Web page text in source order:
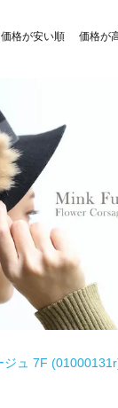
価格が安い順 価格が
ジュ 7F